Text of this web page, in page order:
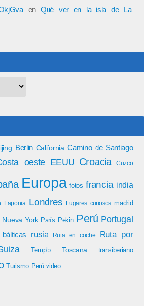
en Qué ver en la isla de La
Berlin California Camino de Santiago
oeste EEUU Croacia Cuzco
Europa fotos francia india
Laponia Londres Lugares curiosos madrid
Nueva York París Pekin Perú Portugal
rusia Ruta en coche
Ruta por
Templo Toscana transiberiano
Turismo Perú video